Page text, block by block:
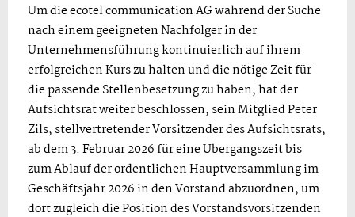
Um die ecotel communication AG während der Suche
nach einem geeigneten Nachfolger in der
Unternehmensführung kontinuierlich auf ihrem
erfolgreichen Kurs zu halten und die nötige Zeit für
die passende Stellenbesetzung zu haben, hat der
Aufsichtsrat weiter beschlossen, sein Mitglied Peter
Zils, stellvertretender Vorsitzender des Aufsichtsrats,
ab dem 3. Februar 2026 für eine Übergangszeit bis
zum Ablauf der ordentlichen Hauptversammlung im
Geschäftsjahr 2026 in den Vorstand abzuordnen, um
dort zugleich die Position des Vorstandsvorsitzenden